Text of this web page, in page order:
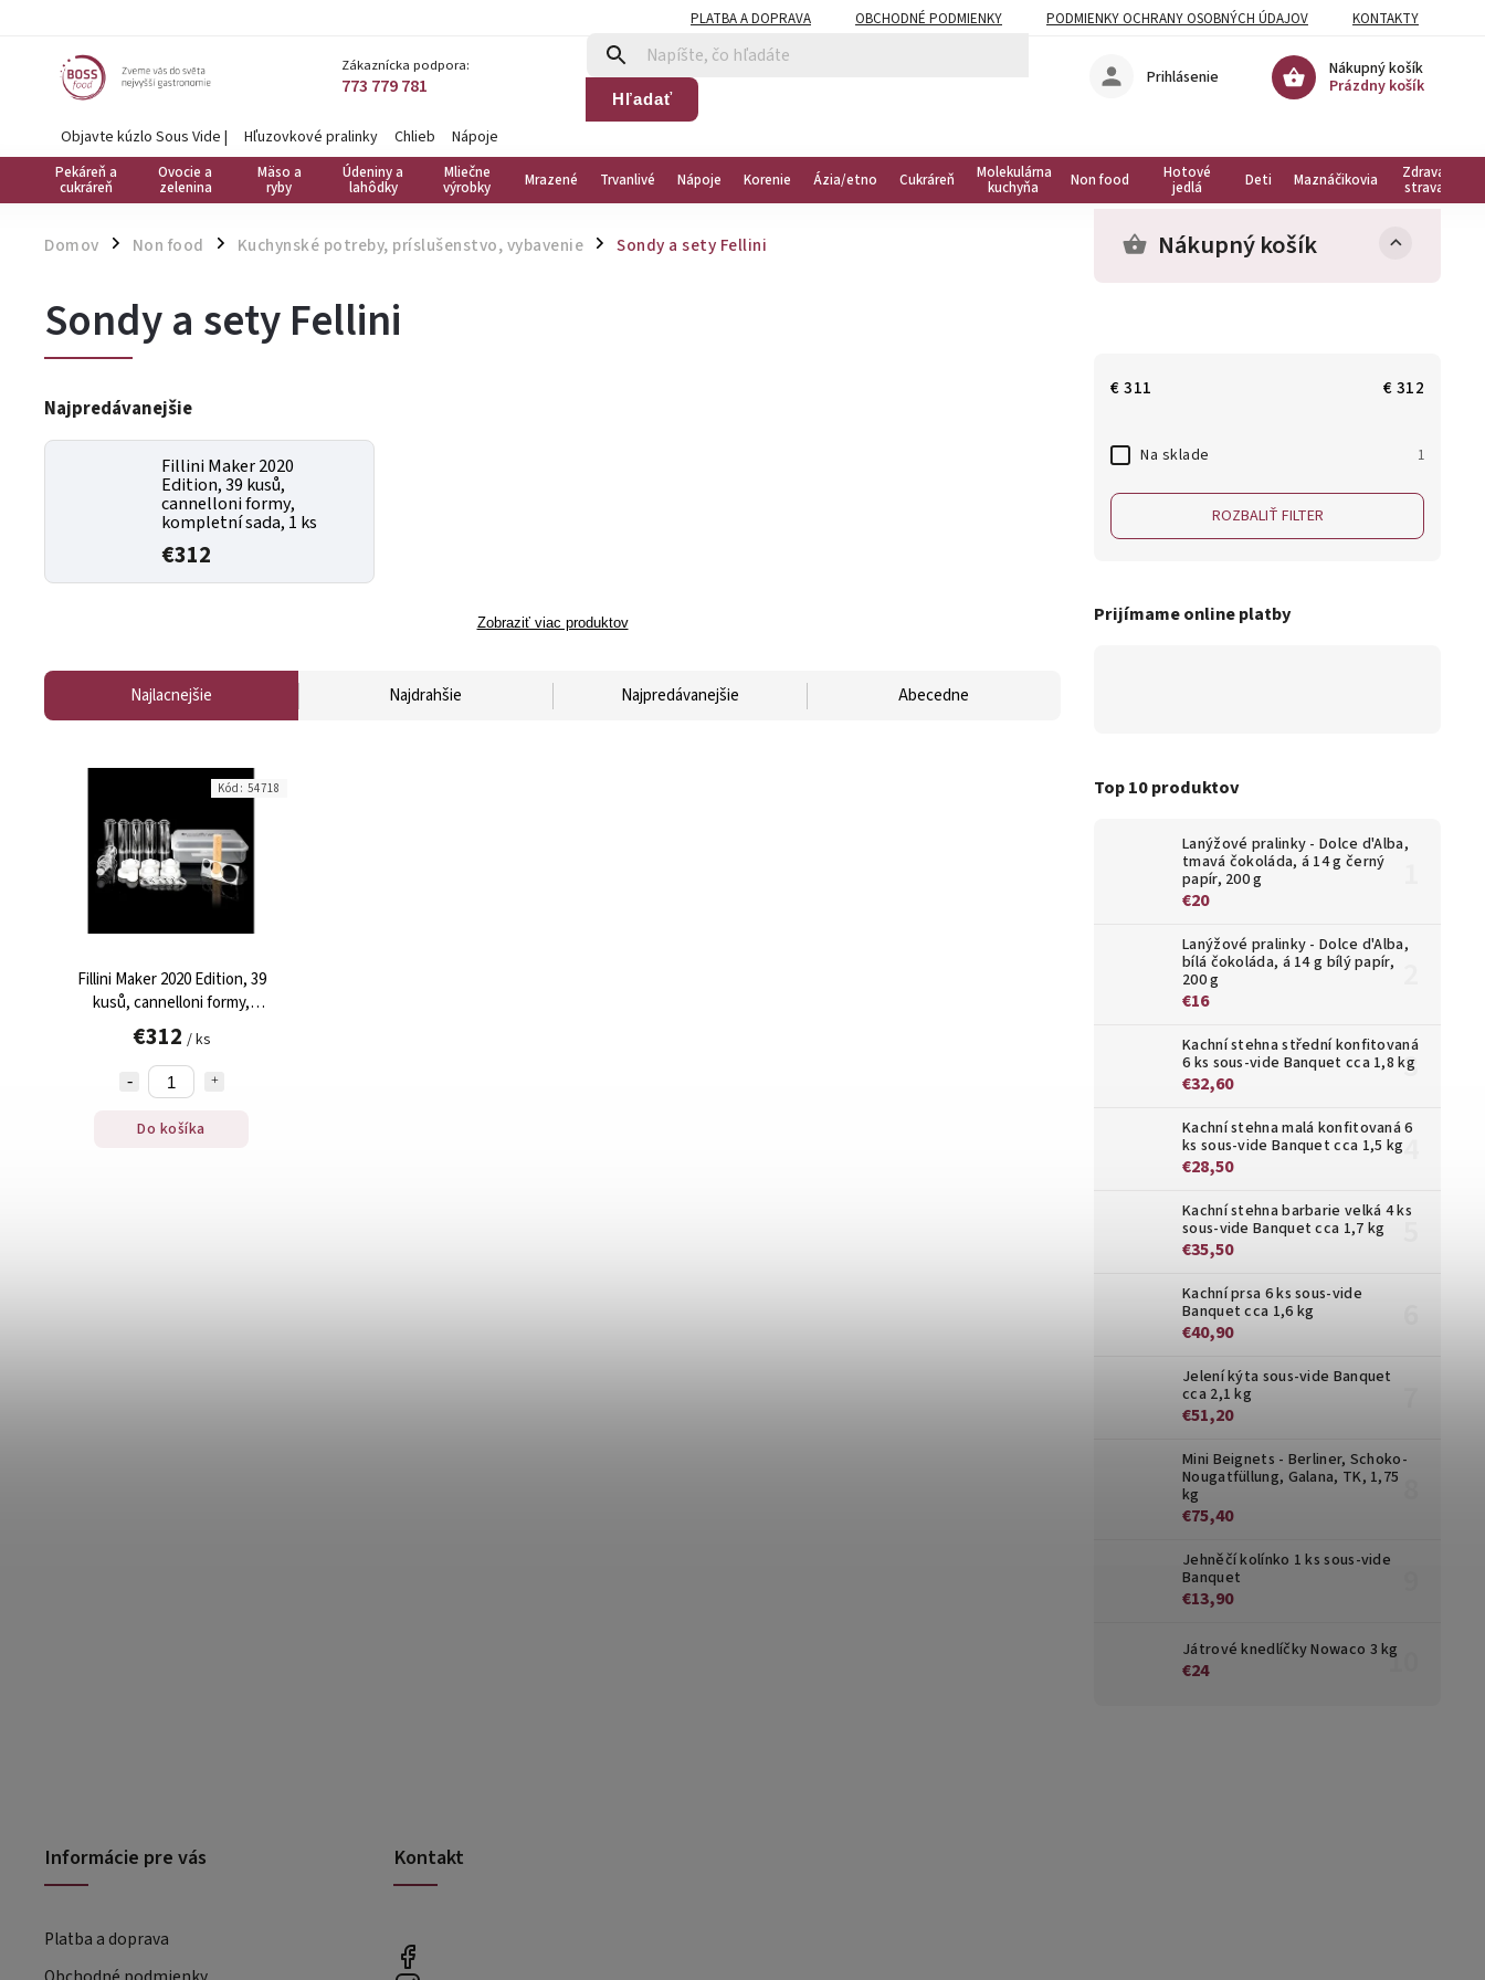
PLATBA A DOPRAVA OBCHODNÉ PODMIENKY PODMIENKY OCHRANY OSOBNÝCH ÚDAJOV KONTAKTY
Zákaznícka podpora:
773 779 781 Hľadať
Nákupný košík
Prázdny košík
Prihlásenie
Objavte kúzlo Sous Vide | Hľuzovkové pralinky Chlieb Nápoje
Pekáreň a
cukráreň
Ovocie a
zelenina
Mäso a
ryby
Údeniny a
lahôdky
Mliečne
výrobky Mrazené Trvanlivé Nápoje Korenie Ázia/etno Cukráreň Molekulárna
kuchyňa Non food Hotové
jedlá Deti Maznáčikovia Zdravá
strava
Domov / Non food / Kuchynské potreby, príslušenstvo, vybavenie / Sondy a sety Fellini Nákupný košík
€311 €312
Na sklade 1
ROZBALIŤ FILTER
Prijímame online platby
Top 10 produktov
Lanýžové pralinky - Dolce d'Alba,
tmavá čokoláda, á 14 g černý
papír, 200 g
€20
Lanýžové pralinky - Dolce d'Alba,
bílá čokoláda, á 14 g bílý papír,
200 g
€16
Kachní stehna střední konfitovaná
6 ks sous-vide Banquet cca 1,8 kg
€32,60
Kachní stehna malá konfitovaná 6
ks sous-vide Banquet cca 1,5 kg
€28,50
Kachní stehna barbarie velká 4 ks
sous-vide Banquet cca 1,7 kg
€35,50
Kachní prsa 6 ks sous-vide
Banquet cca 1,6 kg
€40,90
Jelení kýta sous-vide Banquet
cca 2,1 kg
€51,20
Mini Beignets - Berliner, Schoko-
Nougatfüllung, Galana, TK, 1,75
kg
€75,40
Jehněčí kolínko 1 ks sous-vide
Banquet
€13,90
Játrové knedlíčky Nowaco 3 kg
€24
Sondy a sety Fellini
Najpredávanejšie
Fillini Maker 2020
Edition, 39 kusů,
cannelloni formy,
kompletní sada, 1 ks
€312
Zobraziť viac produktov
Najlacnejšie Najdrahšie Najpredávanejšie Abecedne
Fillini Maker 2020 Edition, 39
kusů, cannelloni formy,
kompletní sada, 1 ks
€312 / ks
Do košíka
Kód: 54718
Informácie pre vás
Platba a doprava
Kontakt